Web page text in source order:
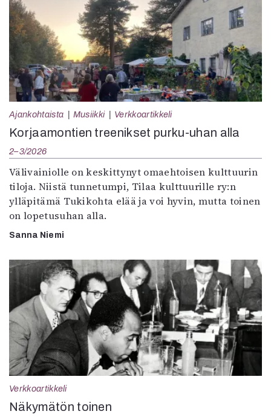
Ajankohtaista Musiikki Verkkoartikkeli
Korjaamontien treenikset purku-uhan alla
2–3/2026
Välivainiolle on keskittynyt omaehtoisen kulttuurin
tiloja. Niistä tunnetumpi, Tilaa kulttuurille ry:n
ylläpitämä Tukikohta elää ja voi hyvin, mutta toinen
on lopetusuhan alla.
Sanna Niemi
Verkkoartikkeli
Näkymätön toinen